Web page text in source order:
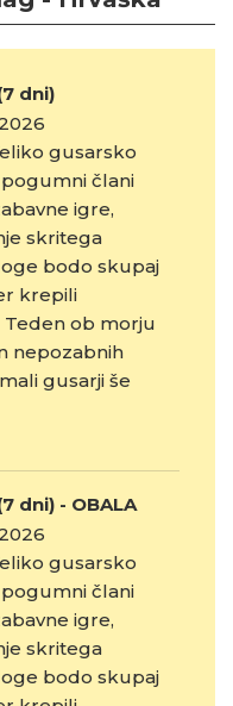
dni)
gusarsko
člani
igre,
skritega
bodo skupaj
krepili
Teden ob morju
nepozabnih
gusarji še
dni) - OBALA
gusarsko
člani
igre,
skritega
bodo skupaj